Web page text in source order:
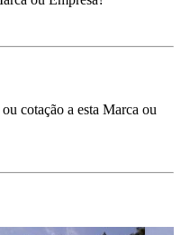
cotação a esta Marca ou